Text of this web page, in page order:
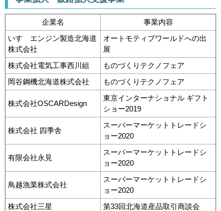
企業名
事業内容
いすゞエンジン製造北海道
株式会社
オートモティブワールドへの出
展
株式会社電気工事西川組
ものづくりテクノフェア
岡谷鋼機北海道株式会社
ものづくりテクノフェア
株式会社OSCARDesign
東京インターナショナル ギフト
ショー2019
株式会社 四季舎
スーパーマーケットトレードシ
ョー2020
有限会社永見
スーパーマーケットトレードシ
ョー2020
鳥越漁業株式会社
スーパーマーケットトレードシ
ョー2020
株式会社三星
第33回北海道産品取引商談会